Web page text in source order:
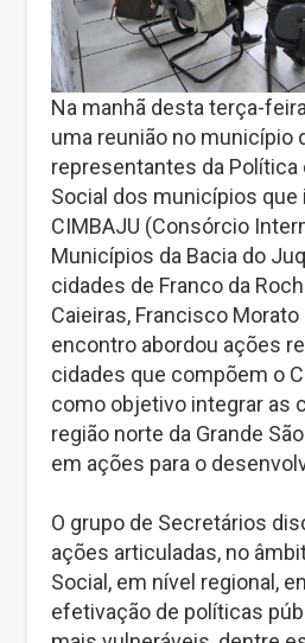
Na manhã desta terça-
uma reunião no município
representantes da
Social dos municípios que
CIMBAJU (Consórcio
Municípios da Bacia do
cidades de Franco da
Caieiras, Francisco Morato
encontro abordou ações
cidades que compõem o
como objetivo integrar as
região norte da Grande
em ações para o
O grupo de Secretários
ações articuladas, no
Social, em nível regional,
efetivação de políticas